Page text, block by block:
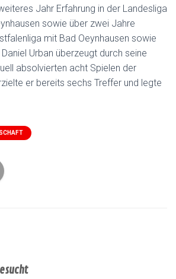
Jahr Erfahrung in der Landesliga
sowie über zwei Jahre
mit Bad Oeynhausen sowie
Urban überzeugt durch seine
absolvierten acht Spielen der
er bereits sechs Treffer und legte